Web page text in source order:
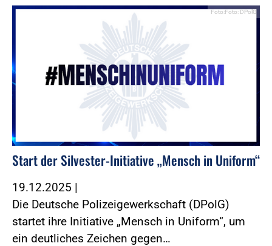
Foto:Foto: DPolG
Start der Silvester-Initiative „Mensch in Uniform“
19.12.2025 |
Die Deutsche Polizeigewerkschaft (DPolG)
startet ihre Initiative „Mensch in Uniform“, um
ein deutliches Zeichen gegen…